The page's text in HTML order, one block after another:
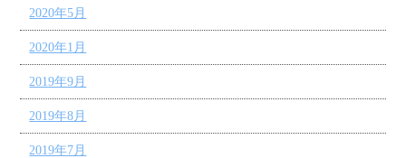
2020年5月
2020年1月
2019年9月
2019年8月
2019年7月